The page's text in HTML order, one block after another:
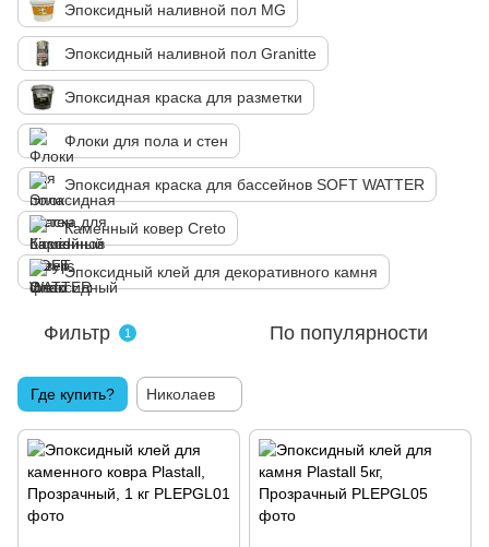
Эпоксидный наливной пол MG
Эпоксидный наливной пол Granitte
Эпоксидная краска для разметки
Флоки для пола и стен
Эпоксидная краска для бассейнов SOFT WATTER
Каменный ковер Creto
Эпоксидный клей для декоративного камня
Фильтр 1 По популярности
Где купить? Николаев